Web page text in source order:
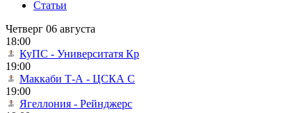
Статьи
Четверг 06 августа
18:00
КуПС - Университатя Кр
19:00
Маккаби Т-А - ЦСКА С
19:00
Ягеллония - Рейнджерс